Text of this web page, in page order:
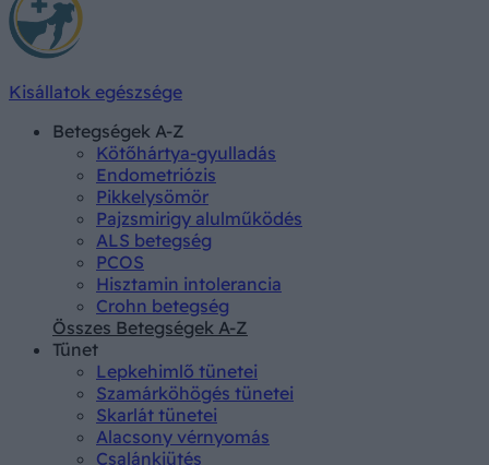
Kisállatok egészsége
Betegségek A-Z
Kötőhártya-gyulladás
Endometriózis
Pikkelysömör
Pajzsmirigy alulműködés
ALS betegség
PCOS
Hisztamin intolerancia
Crohn betegség
Összes Betegségek A-Z
Tünet
Lepkehimlő tünetei
Szamárköhögés tünetei
Skarlát tünetei
Alacsony vérnyomás
Csalánkiütés